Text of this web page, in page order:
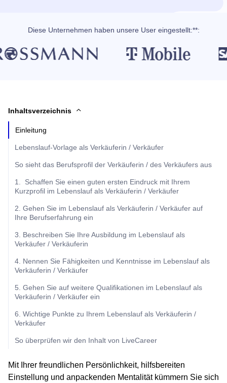
Diese Unternehmen haben unsere User eingestellt:**:
Inhaltsverzeichnis
Einleitung
Lebenslauf-Vorlage als Verkäuferin / Verkäufer
So sieht das Berufsprofil der Verkäuferin / des Verkäufers aus
1. Schaffen Sie einen guten ersten Eindruck mit Ihrem
Kurzprofil im Lebenslauf als Verkäuferin / Verkäufer
2. Gehen Sie im Lebenslauf als Verkäuferin / Verkäufer auf
Ihre Berufserfahrung ein
3. Beschreiben Sie Ihre Ausbildung im Lebenslauf als
Verkäufer / Verkäuferin
4. Nennen Sie Fähigkeiten und Kenntnisse im Lebenslauf als
Verkäuferin / Verkäufer
5. Gehen Sie auf weitere Qualifikationen im Lebenslauf als
Verkäuferin / Verkäufer ein
6. Wichtige Punkte zu Ihrem Lebenslauf als Verkäuferin /
Verkäufer
So überprüfen wir den Inhalt von LiveCareer
Mit Ihrer freundlichen Persönlichkeit, hilfsbereiten
Einstellung und anpackenden Mentalität kümmern Sie sich